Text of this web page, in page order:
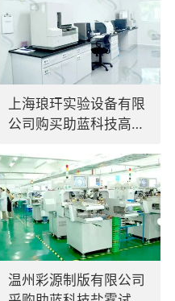
上海琅玕实验设备有限
公司购买助蓝科技高低
温州彩源制版有限公司